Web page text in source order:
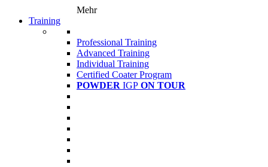
Mehr
Training
Professional Training
Advanced Training
Individual Training
Certified Coater Program
POWDER IGP ON TOUR